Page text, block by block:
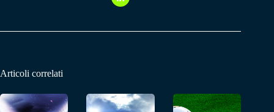
Articoli correlati